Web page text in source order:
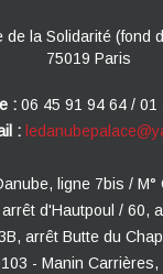
de la Solidarité (fond
75019 Paris
: 06 45 91 94 64 / 01
:
ligne 7bis / M°
arrêt d'Hautpoul / 60,
arrêt Butte du
- Manin